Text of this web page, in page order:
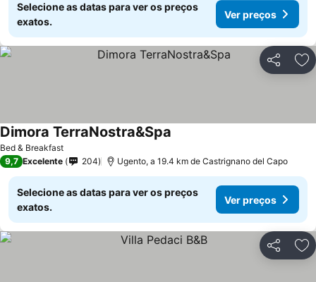
Selecione as datas para ver os preços
exatos.
Ver preços
Partilhar
Bed & Breakfast
Dimora TerraNostra&Spa
9,7 Excelente 204 Ugento, a 19.4 km de Castrignano del Capo
Selecione as datas para ver os preços
exatos.
Ver preços
Partilhar